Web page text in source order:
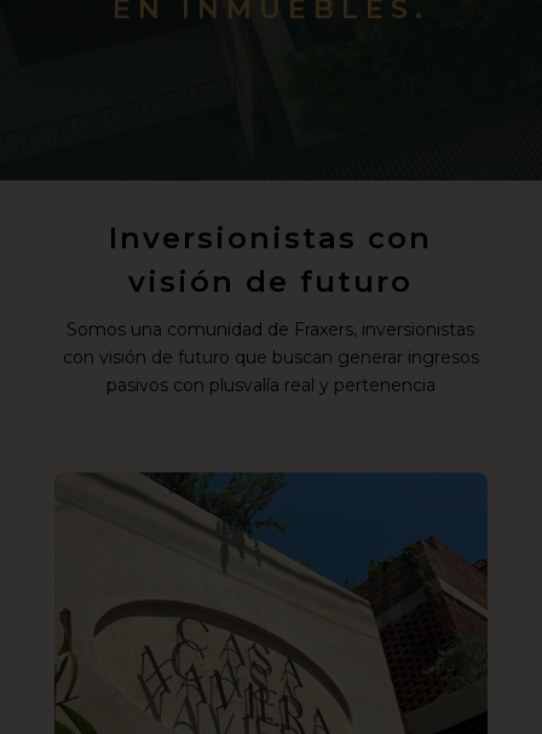
EN INMUEBLES.
Inversionistas con
visión de futuro
Somos una comunidad de Fraxers, inversionistas
con visión de futuro que buscan generar ingresos
pasivos con plusvalía real y pertenencia